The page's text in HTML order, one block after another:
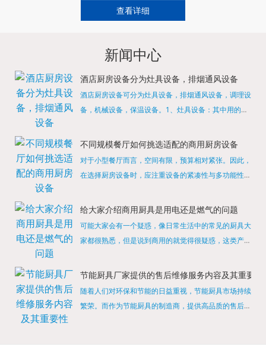
查看详细
新闻中心
酒店厨房设备分为灶具设备，排烟通风设备
酒店厨房设备可分为灶具设备，排烟通风设备，调理设
备，机械设备，保温设备。1、灶具设备：其中用的较
缺少的，经过相关检测证明的合格设备才能进行使用，
不同规模餐厅如何挑选适配的商用厨房设备
对于小型餐厅而言，空间有限，预算相对紧张。因此，
在选择厨房设备时，应注重设备的紧凑性与多功能性。
烹饪设备，既能节省空间，又能满足多样化的烹饪需
给大家介绍商用厨具是用电还是燃气的问题
可能大家会有一个疑惑，像日常生活中的常见的厨具大
家都很熟悉，但是说到商用的就觉得很疑惑，这类产品
店用的就是商用的吗?还真别说，真被大家猜对了，这
节能厨具厂家提供的售后维修服务内容及其重要性
随着人们对环保和节能的日益重视，节能厨具市场持续
繁荣。而作为节能厨具的制造商，提供高品质的售后维